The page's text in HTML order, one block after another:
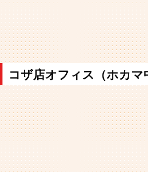
コザ店オフィス（ホカマ